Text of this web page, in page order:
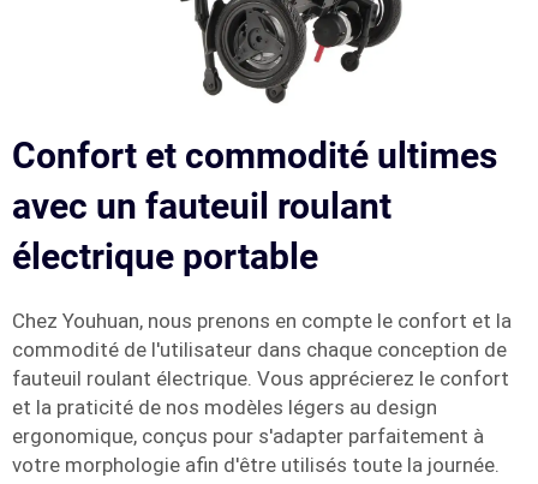
Confort et commodité ultimes
avec un fauteuil roulant
électrique portable
Chez Youhuan, nous prenons en compte le confort et la
commodité de l'utilisateur dans chaque conception de
fauteuil roulant électrique. Vous apprécierez le confort
et la praticité de nos modèles légers au design
ergonomique, conçus pour s'adapter parfaitement à
votre morphologie afin d'être utilisés toute la journée.